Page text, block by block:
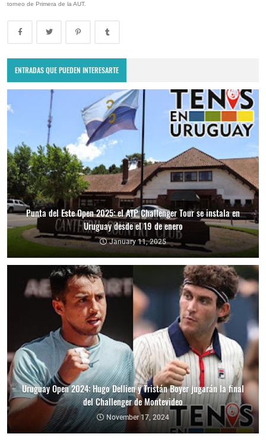
torneo de Primera de la AUT.
ENTRADAS QUE PUEDEN INTERESARTE
Punta del Este Open 2025: el ATP Challenger Tour se instala en
Uruguay desde el 19 de enero
January 11, 2025
Uruguay Open 2024: Hugo Dellien y Tristán Boyer jugarán la final
del Challenger de Montevideo
November 17, 2024